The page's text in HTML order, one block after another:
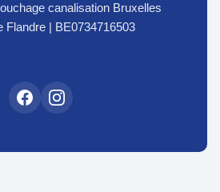
canalisation Bruxelles
Flandre | BE0734716503